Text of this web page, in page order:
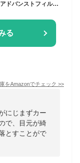
ヒロインメイク ボリューム&カールマスカラ アドバンストフィルム 02 ブラウン 6g 強力カール お湯+洗顔料オフ
る
をAmazonでチェック >>
にじまずカー
で、目元が綺
とすことがで